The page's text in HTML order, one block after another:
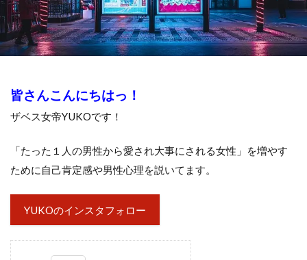
皆さんこんにちはっ！
ザベス女帝YUKOです！
「たった１人の男性から愛され大事にされる女性」を増やす
ために自己肯定感や男性心理を説いてます。
YUKOのインスタフォロー